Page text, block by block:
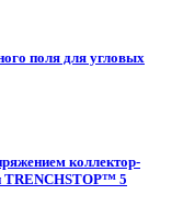
поля для угловых
коллектор-
TRENCHSTOP™ 5